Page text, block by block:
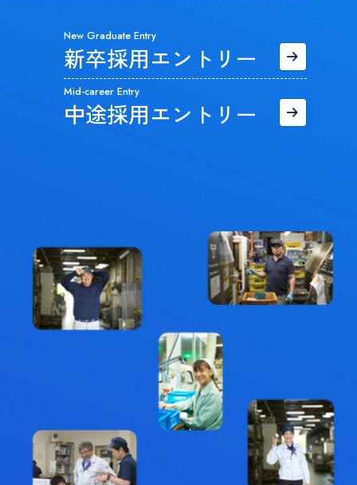
New Graduate Entry
新卒採用エントリー
Mid-career Entry
中途採用エントリー